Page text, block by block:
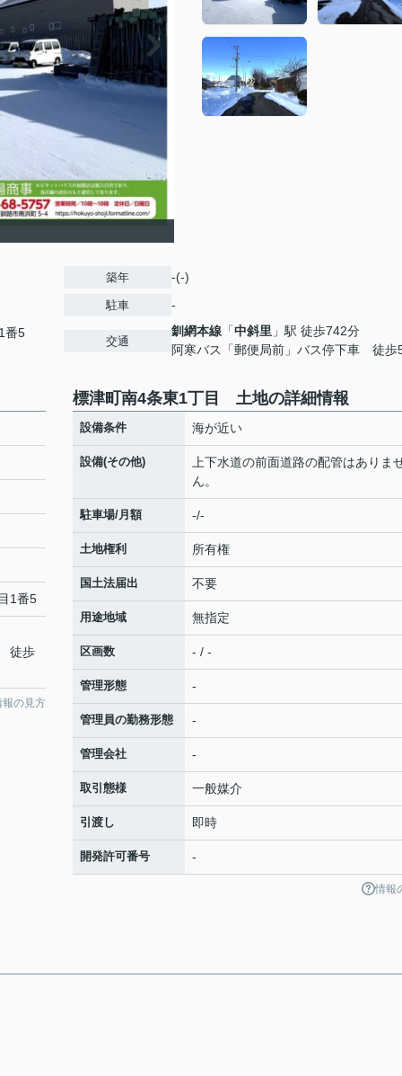
番5
築年 -(-)
駐車 -
交通
釧網本線 「中斜里 」駅 徒歩742分
阿寒バス「郵便局前」バス停下車 徒歩
1番5
徒歩
報の見方
標津町南4条東1丁目 土地の詳細情報
設備条件 海が近い
設備(その他)
上下水道の前面道路の配管はありま
ん。
駐車場/月額 -/-
土地権利 所有権
国土法届出 不要
用途地域 無指定
区画数 - / -
管理形態 -
管理員の勤務形態 -
管理会社 -
取引態様 一般媒介
引渡し 即時
開発許可番号 -
情報